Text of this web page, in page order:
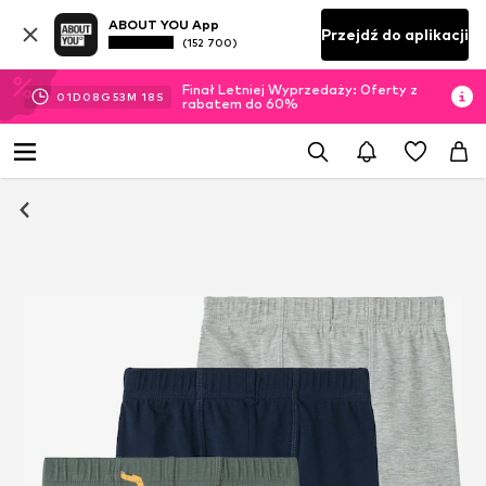
ABOUT YOU App
(152 700) Przejdź do aplikacji
01D 08 G 53M 18 S
Finał Letniej Wyprzedaży: Oferty z
rabatem do 60%